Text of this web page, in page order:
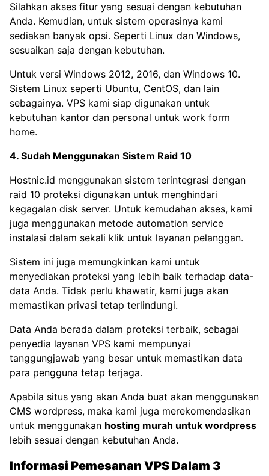
Silahkan akses fitur yang sesuai dengan kebutuhan
Anda. Kemudian, untuk sistem operasinya kami
sediakan banyak opsi. Seperti Linux dan Windows,
sesuaikan saja dengan kebutuhan.
Untuk versi Windows 2012, 2016, dan Windows 10.
Sistem Linux seperti Ubuntu, CentOS, dan lain
sebagainya. VPS kami siap digunakan untuk
kebutuhan kantor dan personal untuk work form
home.
4. Sudah Menggunakan Sistem Raid 10
Hostnic.id menggunakan sistem terintegrasi dengan
raid 10 proteksi digunakan untuk menghindari
kegagalan disk server. Untuk kemudahan akses, kami
juga menggunakan metode automation service
instalasi dalam sekali klik untuk layanan pelanggan.
Sistem ini juga memungkinkan kami untuk
menyediakan proteksi yang lebih baik terhadap data-
data Anda. Tidak perlu khawatir, kami juga akan
memastikan privasi tetap terlindungi.
Data Anda berada dalam proteksi terbaik, sebagai
penyedia layanan VPS kami mempunyai
tanggungjawab yang besar untuk memastikan data
para pengguna tetap terjaga.
Apabila situs yang akan Anda buat akan menggunakan
CMS wordpress, maka kami juga merekomendasikan
untuk menggunakan hosting murah untuk wordpress
lebih sesuai dengan kebutuhan Anda.
Informasi Pemesanan VPS Dalam 3